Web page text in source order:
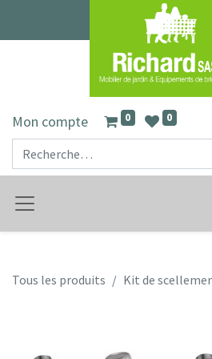
Mon compte 0 0
Tous les produits Kit de